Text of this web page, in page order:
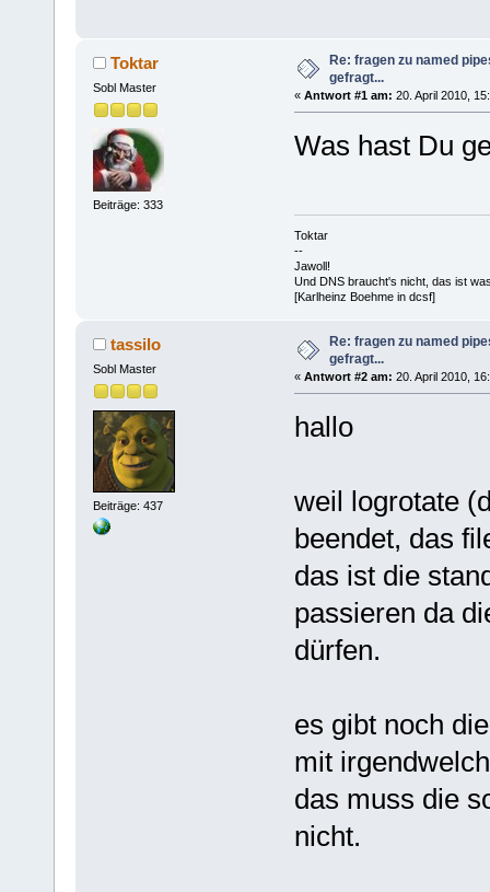
Toktar
Sobl Master
Beiträge: 333
Re: fragen zu named
gefragt...
« Antwort #1 am: 20. April 2010,
Was hast Du
Toktar
--
Jawoll!
Und DNS braucht's nicht, das ist
[Karlheinz Boehme in dcsf]
tassilo
Sobl Master
Beiträge: 437
Re: fragen zu named
gefragt...
« Antwort #2 am: 20. April 2010,
hallo
weil logrotate
beendet, das
das ist die
passieren da
dürfen.
es gibt noch
mit
das muss die
nicht.